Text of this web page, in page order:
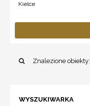
Kielce
Znalezione obiekty:
WYSZUKIWARKA